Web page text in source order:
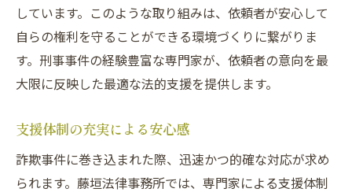
しています。このような取り組みは、依頼者が安心して
自らの権利を守ることができる環境づくりに繋がりま
す。刑事事件の経験豊富な専門家が、依頼者の意向を最
大限に反映した最適な法的支援を提供します。
支援体制の充実による安心感
詐欺事件に巻き込まれた際、迅速かつ的確な対応が求め
られます。藤垣法律事務所では、専門家による支援体制